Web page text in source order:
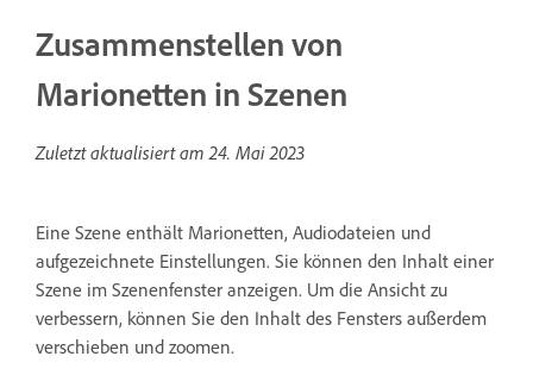
Zusammenstellen von
Marionetten in Szenen
Zuletzt aktualisiert am24. Mai 2023
Eine Szene enthält Marionetten, Audiodateien und
aufgezeichnete Einstellungen. Sie können den Inhalt einer
Szene im Szenenfenster anzeigen. Um die Ansicht zu
verbessern, können Sie den Inhalt des Fensters außerdem
verschieben und zoomen.